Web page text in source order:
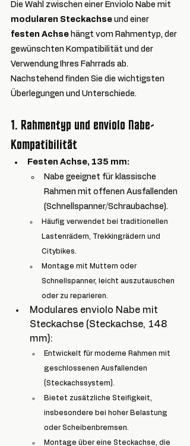
Die Wahl zwischen einer Enviolo Nabe mit
modularen Steckachse und einer
festen Achse hängt vom Rahmentyp, der
gewünschten Kompatibilität und der
Verwendung Ihres Fahrrads ab.
Nachstehend finden Sie die wichtigsten
Überlegungen und Unterschiede.
1. Rahmentyp und enviolo Nabe-
Kompatibilität
Festen Achse, 135 mm:
Nabe geeignet für klassische
Rahmen mit offenen Ausfallenden
(Schnellspanner/Schraubachse).
Häufig verwendet bei traditionellen
Lastenrädern, Trekkingrädern und
Citybikes.
Montage mit Muttern oder
Schnellspanner, leicht auszutauschen
oder zu reparieren.
Modulares enviolo Nabe mit
Steckachse (Steckachse, 148
mm):
Entwickelt für moderne Rahmen mit
geschlossenen Ausfallenden
(Steckachssystem).
Bietet zusätzliche Steifigkeit,
insbesondere bei hoher Belastung
oder Scheibenbremsen.
Montage über eine Steckachse, die